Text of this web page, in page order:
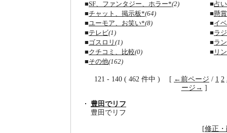
■SF、ファンタジー、ホラー*(2) ■占
■チャット、掲示板*(64) ■懸
■ユーモア、お笑い*(8) ■イ
■テレビ(1) ■ラ
■ゴスロリ (1) ■ラ
■クチコミ、比較(0) ■ リ
■その他(162)
121 - 140 ( 462 件中 ) [ ←前ページ / 1 2
ージ→ ]
豊田でリフ
豊田でリフ
[修正